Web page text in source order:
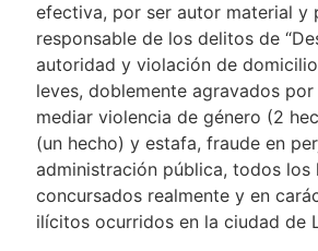
efectiva, por ser autor material y
responsable de los delitos de
autoridad y violación de
leves, doblemente agravados
mediar violencia de género (2
(un hecho) y estafa, fraude en
administración pública, todos los
concursados realmente y en
ilícitos ocurridos en la ciudad de